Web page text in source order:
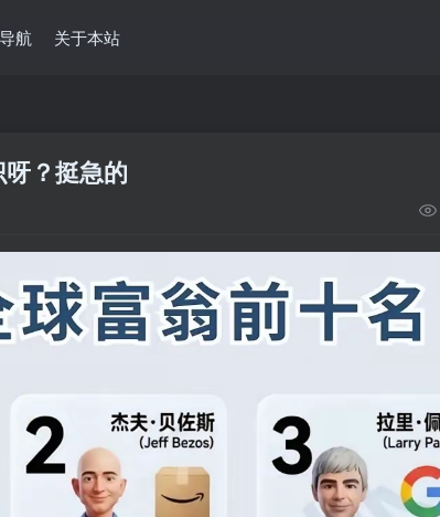
航 关于本站
？挺急的